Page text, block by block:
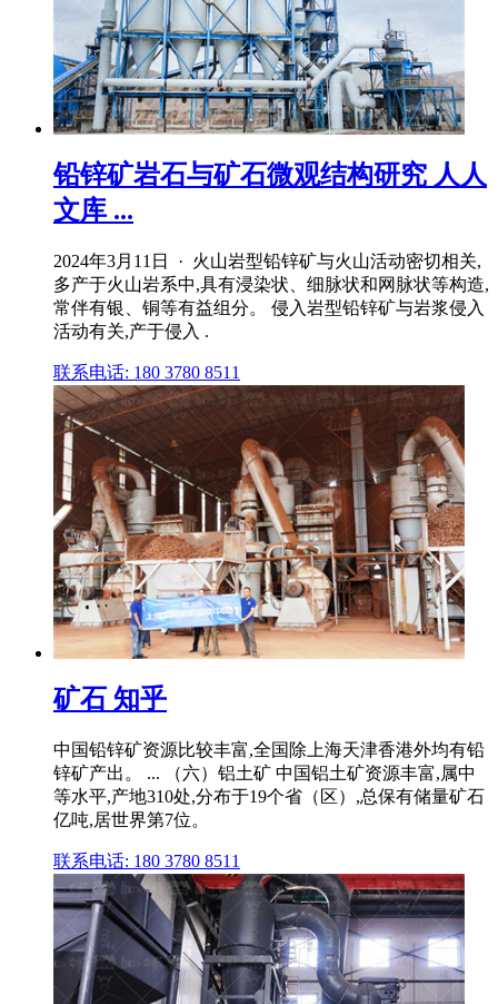
铅锌矿岩石与矿石微观结构研究 人人
文库 ...
2024年3月11日 · 火山岩型铅锌矿与火山活动密切相关,
多产于火山岩系中,具有浸染状、细脉状和网脉状等构造,
常伴有银、铜等有益组分。 侵入岩型铅锌矿与岩浆侵入
活动有关,产于侵入 .
联系电话: 180 3780 8511
矿石 知乎
中国铅锌矿资源比较丰富,全国除上海天津香港外均有铅
锌矿产出。 ... （六）铝土矿 中国铝土矿资源丰富,属中
等水平,产地310处,分布于19个省（区）,总保有储量矿石
亿吨,居世界第7位。
联系电话: 180 3780 8511